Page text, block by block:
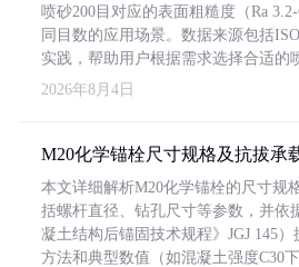
喷砂200目对应的表面粗糙度（Ra
同目数的应用场景。数据来源包括
实践，帮助用户根据需求选择合适的
2026年8月4日
M20化学锚栓尺寸规格及抗拔承
本文详细解析M20化学锚栓的尺寸规
括螺杆直径、钻孔尺寸等参数，并依
凝土结构后锚固技术规程》JGJ 145
方法和典型数值（如混凝土强度C30